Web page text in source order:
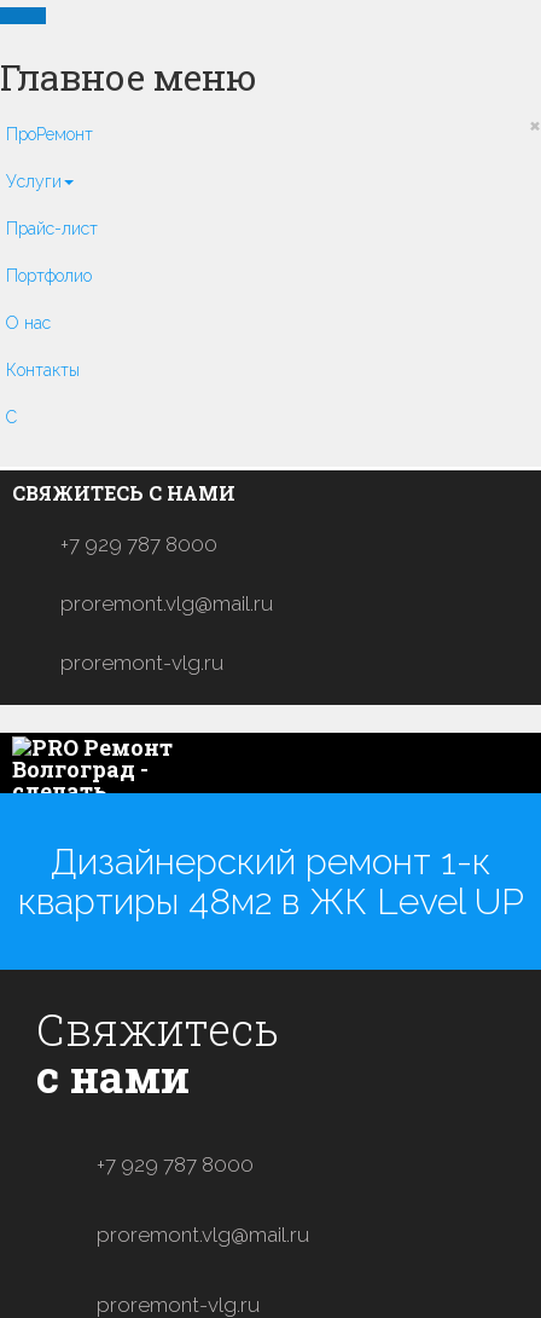
Главное меню
×
ПроРемонт
Услуги
Прайс-лист
Портфолио
О нас
Контакты
C
СВЯЖИТЕСЬ С НАМИ
+7 929 787 8000
proremont.vlg@mail.ru
proremont-vlg.ru
Дизайнерский ремонт 1-к
квартиры 48м2 в ЖК Level UP
Свяжитесь
с нами
+7 929 787 8000
proremont.vlg@mail.ru
proremont-vlg.ru